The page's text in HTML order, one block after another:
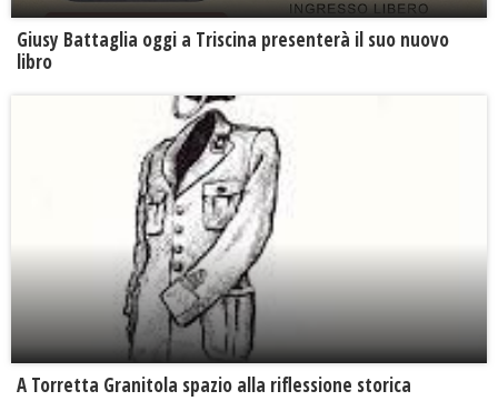
Giusy Battaglia oggi a Triscina presenterà il suo nuovo
libro
​A Torretta Granitola spazio alla riflessione storica